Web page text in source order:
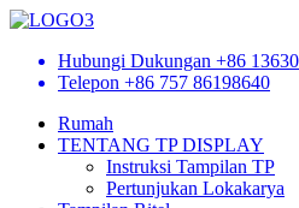
Hubungi Dukungan +86
Telepon +86 757 86198640
Rumah
TENTANG TP DISPLAY
Instruksi Tampilan TP
Pertunjukan Lokakarya